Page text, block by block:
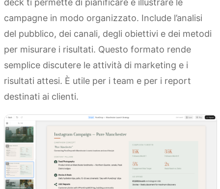
deck ti permette di pianificare e illustrare le
campagne in modo organizzato. Include l’analisi
del pubblico, dei canali, degli obiettivi e dei metodi
per misurare i risultati. Questo formato rende
semplice discutere le attività di marketing e i
risultati attesi. È utile per i team e per i report
destinati ai clienti.